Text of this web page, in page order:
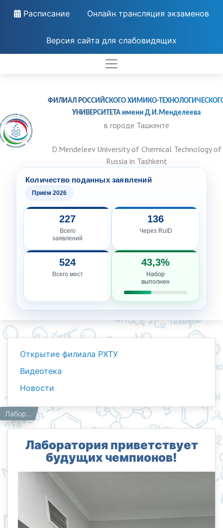
Расписание Онлайн трансляция экзаменов
Версия сайта для слабовидящих
ФИЛИАЛ РОССИЙСКОГО ХИМИКО-
УНИВЕРСИТЕТА имени Д.И.Менделеева
в городе Ташкенте
D.Mendeleev University of Chemical Technology of
Russia in Tashkent
Количество поданных заявлений
Приём 2026
227
Всего
заявлений
136
Через RuID
524
Всего мест
43,3%
Набор
выполнен
Открытие филиала РХТУ
Видеотека
Новости
Главная
Работникам
Новости Лаборатория приветствует будущих чемпионов!
Лаборатория приветствует
будущих чемпионов!